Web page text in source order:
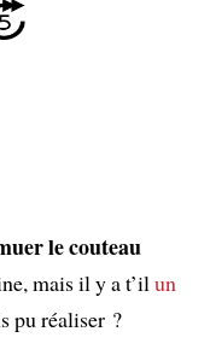
le couteau
mais il y a t’il un
pu réaliser ?